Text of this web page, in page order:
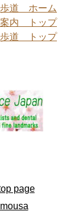
歩道 ホーム
内 トップ
歩道 トップ
page